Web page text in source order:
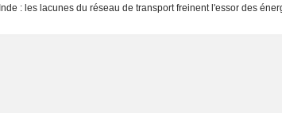
Inde : les lacunes du réseau de transport freinent l'essor des